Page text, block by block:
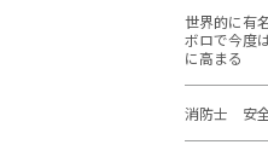
世界的に有
ボロで今度
に高まる
消防士 安